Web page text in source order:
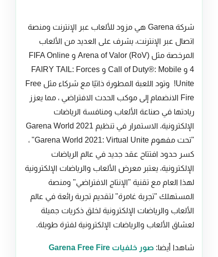
شركة Garena هي مزود للألعاب عبر الإنترنت ومنصة
اتصال عبر الإنترنت، يشرف على العديد من الألعاب
المرخصة مثل Arena of Valor (RoV) و FIFA Online
4 و Call of Duty®: Mobile و FAIRY TAIL: Forces
Unite! وتود اللعبة المطورة ذاتيًا مع شركاء مثل Free
Fire الانضمام إلى موكب الحدث الافتراضي ، مما يعزز
ريادتها في صناعة الألعاب ومنافسة الرياضات
الإلكترونية، الاستمرار في تنظيم Garena World 2021
"تحت مفهوم Garena World 2021: Virtual Unite" ،
كسر حدود افتتاح عقد جديد في عالم الرياضات
الإلكترونية، يعتبر معرض الألعاب والرياضات الإلكترونية
لهذا العام مع تقنية "الإنتاج الافتراضي" ومنصة
المستهلك "تجربة غامرة" لتقديم تجربة رائعة في عالم
الألعاب والرياضات الإلكترونية لخلق ذكريات جميلة
لعشاق الألعاب والرياضات الإلكترونية لفترة طويلة.
شاهدا أيضا: صور خلفيات Garena Free Fire